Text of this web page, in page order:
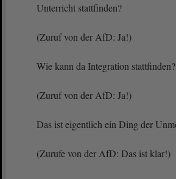
Unterricht stattfinden?
(Zuruf von der AfD: Ja!)
Wie kann da Integration stattfinden?
(Zuruf von der AfD: Ja!)
Das ist eigentlich ein Ding der
(Zurufe von der AfD: Das ist klar!)